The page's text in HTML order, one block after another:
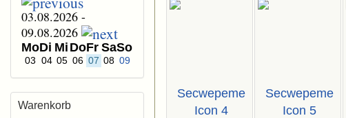
Secwepeme
Icon 4
Secwepeme
Icon 5
03.08.2026 -
09.08.2026
MoDi Mi DoFr SaSo
03 04 05 06 07 08 09
Warenkorb